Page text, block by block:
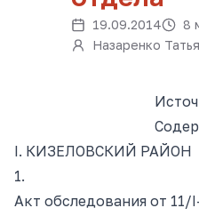
19.09.2014
8
Назаренко
I. КИЗЕЛОВСКИЙ РАЙОН
1.
Акт обследования от 11/